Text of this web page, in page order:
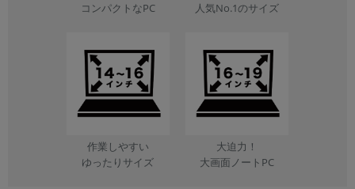
コンパクトなPC
人気No.1のサイズ
作業しやすい
ゆったりサイズ
大迫力！
大画面ノートPC